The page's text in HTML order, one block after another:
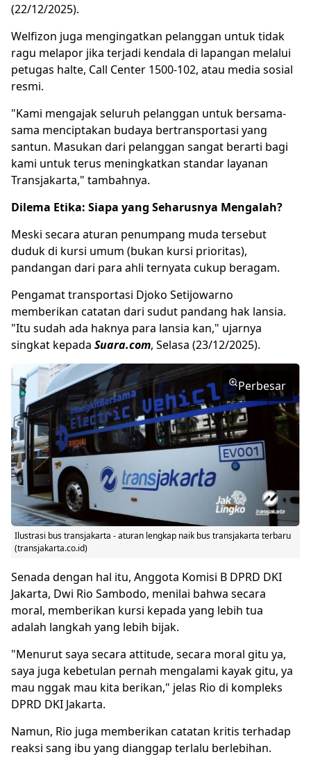
(22/12/2025).
Welfizon juga mengingatkan pelanggan untuk tidak
ragu melapor jika terjadi kendala di lapangan melalui
petugas halte, Call Center 1500-102, atau media sosial
resmi.
"Kami mengajak seluruh pelanggan untuk bersama-
sama menciptakan budaya bertransportasi yang
santun. Masukan dari pelanggan sangat berarti bagi
kami untuk terus meningkatkan standar layanan
Transjakarta," tambahnya.
Dilema Etika: Siapa yang Seharusnya Mengalah?
Meski secara aturan penumpang muda tersebut
duduk di kursi umum (bukan kursi prioritas),
pandangan dari para ahli ternyata cukup beragam.
Pengamat transportasi Djoko Setijowarno
memberikan catatan dari sudut pandang hak lansia.
"Itu sudah ada haknya para lansia kan," ujarnya
singkat kepada Suara.com, Selasa (23/12/2025).
Perbesar
Ilustrasi bus transjakarta - aturan lengkap naik bus transjakarta terbaru
(transjakarta.co.id)
Senada dengan hal itu, Anggota Komisi B DPRD DKI
Jakarta, Dwi Rio Sambodo, menilai bahwa secara
moral, memberikan kursi kepada yang lebih tua
adalah langkah yang lebih bijak.
"Menurut saya secara attitude, secara moral gitu ya,
saya juga kebetulan pernah mengalami kayak gitu, ya
mau nggak mau kita berikan," jelas Rio di kompleks
DPRD DKI Jakarta.
Namun, Rio juga memberikan catatan kritis terhadap
reaksi sang ibu yang dianggap terlalu berlebihan.